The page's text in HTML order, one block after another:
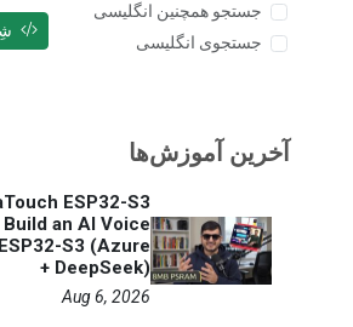
جستجو همچنین انگلیسی
جستجوی انگلیسی
آخرین آموزش‌ها
ESP32-S3
Build an AI Voice
ESP32-S3 (Azure
+ DeepSeek)
Aug 6, 2026